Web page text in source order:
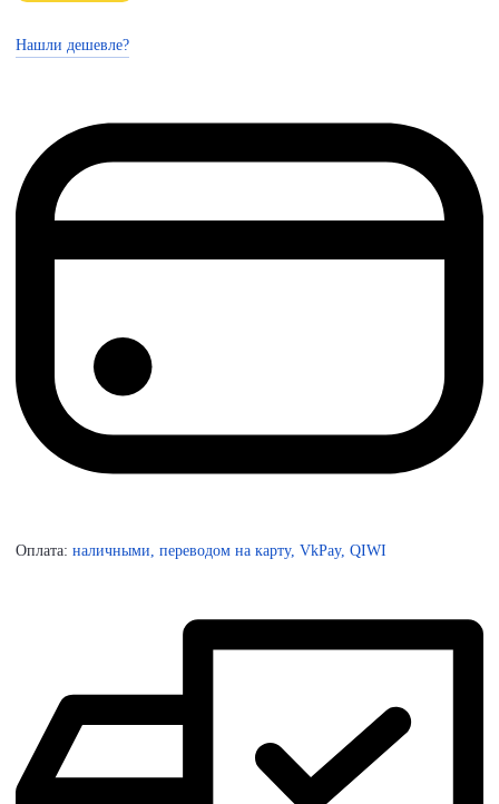
Нашли дешевле?
Оплата: наличными, переводом на карту, VkPay, QIWI